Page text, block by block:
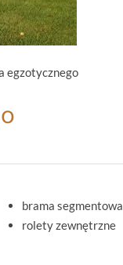
egzotycznego
brama segmentowa
rolety zewnętrzne